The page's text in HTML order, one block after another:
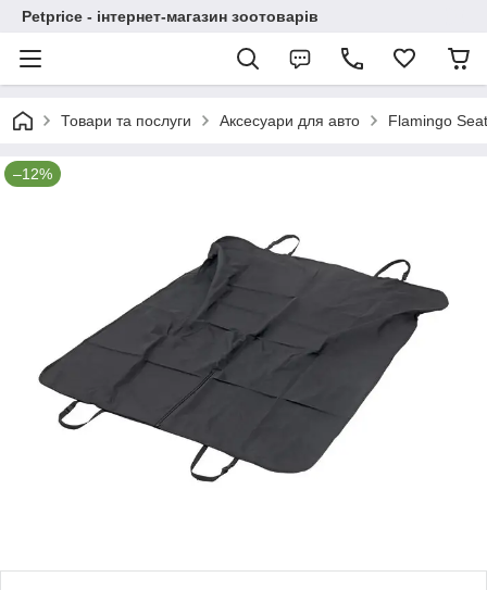
Petprice - інтернет-магазин зоотоварів
Товари та послуги Аксесуари для авто Flamingo
–12%